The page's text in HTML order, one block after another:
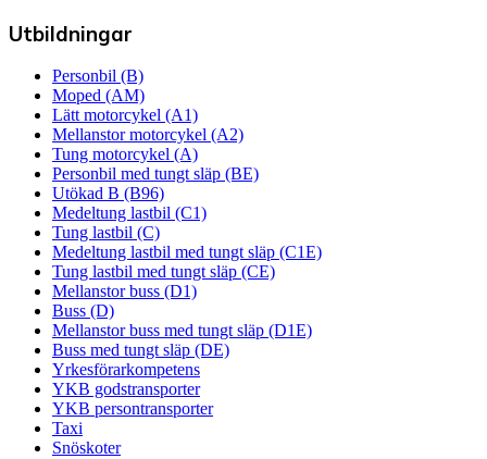
Utbildningar
Personbil (B)
Moped (AM)
Lätt motorcykel (A1)
Mellanstor motorcykel (A2)
Tung motorcykel (A)
Personbil med tungt släp (BE)
Utökad B (B96)
Medeltung lastbil (C1)
Tung lastbil (C)
Medeltung lastbil med tungt släp (C1E)
Tung lastbil med tungt släp (CE)
Mellanstor buss (D1)
Buss (D)
Mellanstor buss med tungt släp (D1E)
Buss med tungt släp (DE)
Yrkesförarkompetens
YKB godstransporter
YKB persontransporter
Taxi
Snöskoter